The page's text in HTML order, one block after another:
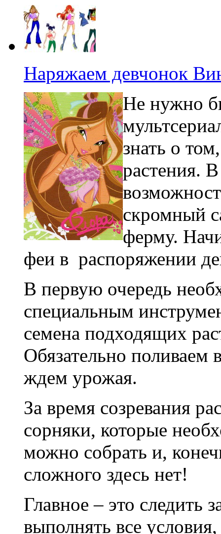
Наряжаем девчонок
Не нужно
знать о
растения. В
скромный
ферму.
феи в распоряжении
В первую очередь
специальным
семена подходящих
Обязательно поливаем
ждем урожая.
За время созревания
сорняки, которые
можно собрать и,
сложного здесь нет!
Главное – это следить
выполнять все